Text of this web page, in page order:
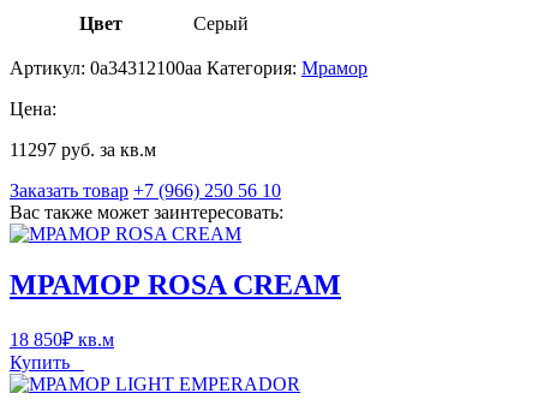
Цвет Серый
Артикул: 0a34312100aa Категория: Мрамор
Цена:
11297 руб. за кв.м
Заказать товар +7 (966) 250 56 10
Вас также может заинтересовать:
МРАМОР ROSA CREAM
18 850₽ кв.м
Купить